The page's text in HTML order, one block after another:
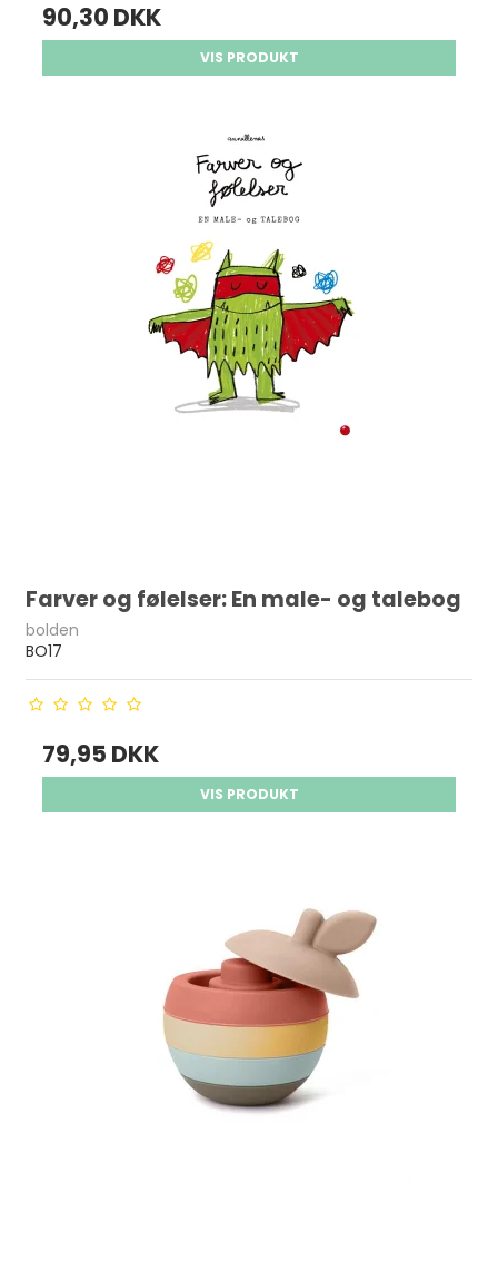
90,30 DKK
VIS PRODUKT
Farver og følelser: En male- og talebog
bolden
BO17
79,95 DKK
VIS PRODUKT